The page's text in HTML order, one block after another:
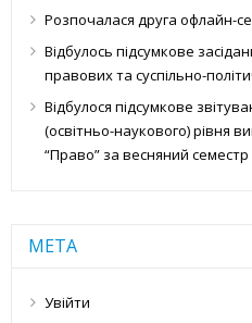
Розпочалася друга офлайн-
Відбулось підсумкове
правових та суспільно-
Відбулося підсумкове
(освітньо-наукового) рівня
“Право” за весняний семестр
МЕТА
Увійти